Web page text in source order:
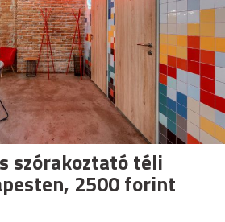
szórakoztató téli
2500 forint